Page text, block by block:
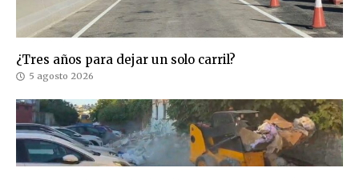
¿Tres años para dejar un solo carril?
5 agosto 2026